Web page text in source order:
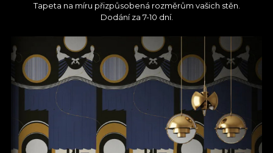
Tapeta na míru přizpůsobená rozměrům vašich stěn.
Dodání za 7-10 dní.